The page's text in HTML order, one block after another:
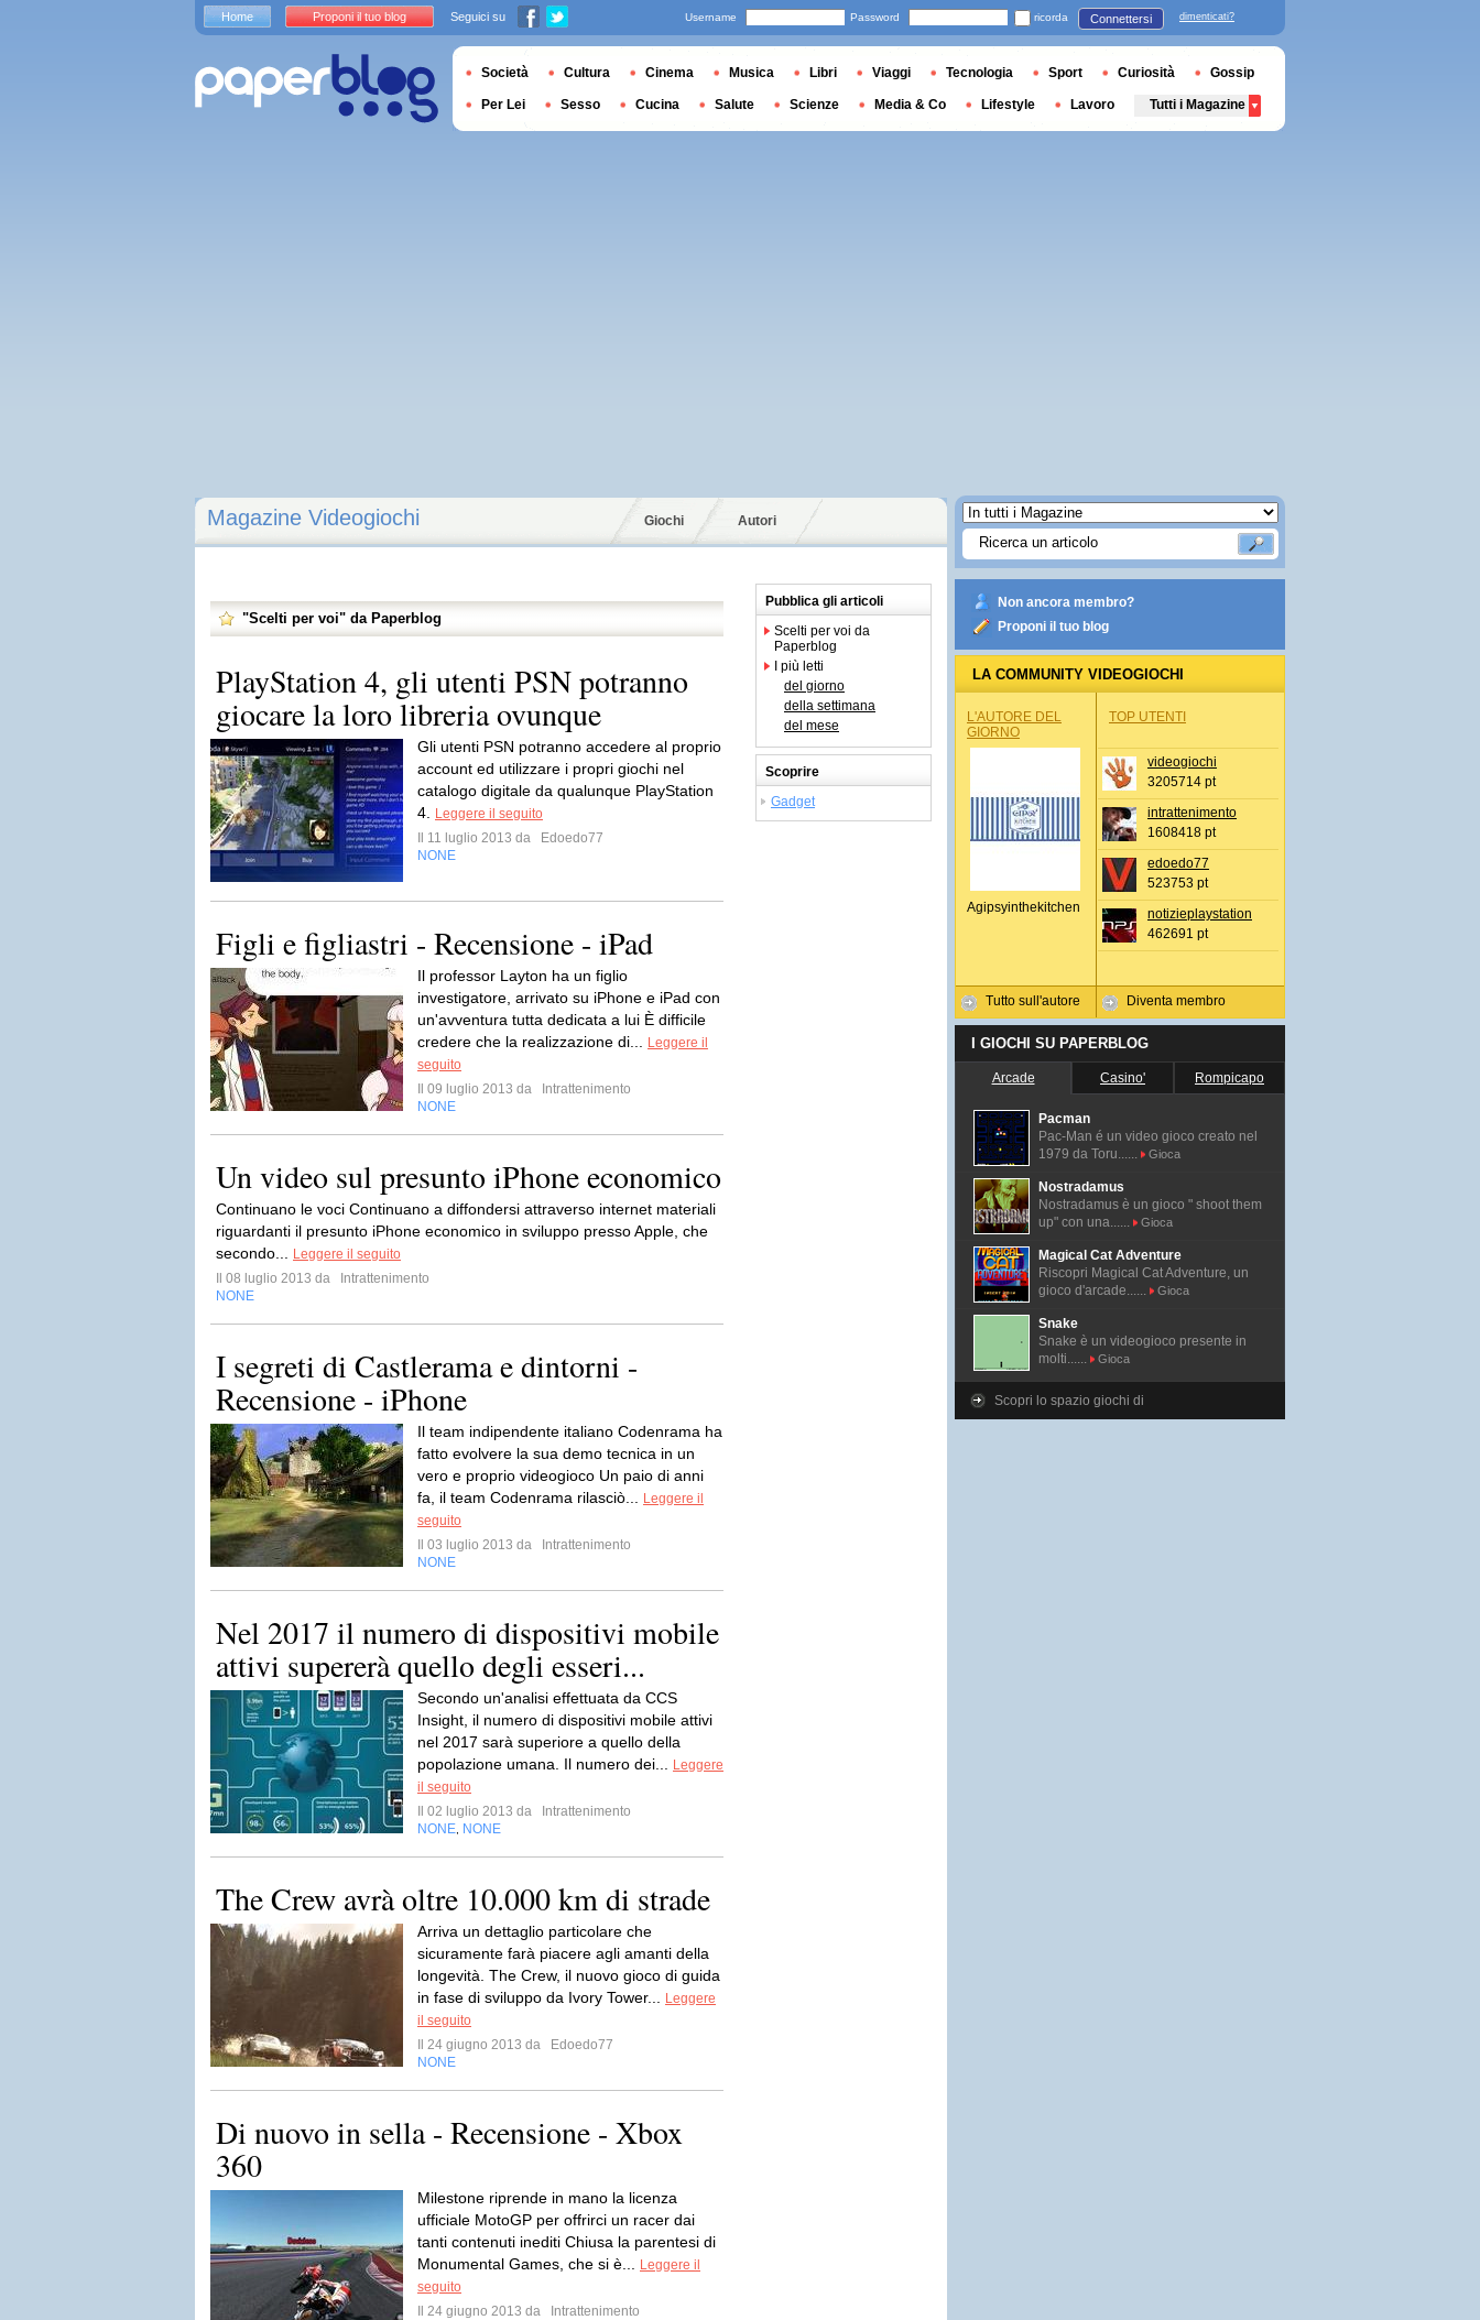
Magazine Videogiochi Giochi Autori
"Scelti per voi" da Paperblog
PlayStation 4, gli utenti PSN potranno
giocare la loro libreria ovunque
Gli utenti PSN potranno accedere al proprio
account ed utilizzare i propri giochi nel
catalogo digitale da qualunque PlayStation
4.
Leggere il seguito
Il 11 luglio 2013 da
Edoedo77
NONE
Figli e figliastri - Recensione - iPad
Il professor Layton ha un figlio
investigatore, arrivato su iPhone e iPad con
un'avventura tutta dedicata a lui È difficile
credere che la realizzazione di...
Leggere il
seguito
Il 09 luglio 2013 da
Intrattenimento
NONE
Un video sul presunto iPhone economico
Continuano le voci Continuano a diffondersi attraverso internet materiali
riguardanti il presunto iPhone economico in sviluppo presso Apple, che
secondo...
Leggere il seguito
Il 08 luglio 2013 da
Intrattenimento
NONE
I segreti di Castlerama e dintorni -
Recensione - iPhone
Il team indipendente italiano Codenrama ha
fatto evolvere la sua demo tecnica in un
vero e proprio videogioco Un paio di anni
fa, il team Codenrama rilasciò...
Leggere il
seguito
Il 03 luglio 2013 da
Intrattenimento
NONE
Nel 2017 il numero di dispositivi mobile
attivi supererà quello degli esseri...
Secondo un'analisi effettuata da CCS
Insight, il numero di dispositivi mobile attivi
nel 2017 sarà superiore a quello della
popolazione umana. Il numero dei...
Leggere
il seguito
Il 02 luglio 2013 da
Intrattenimento
NONE NONE
The Crew avrà oltre 10.000 km di strade
Arriva un dettaglio particolare che
sicuramente farà piacere agli amanti della
longevità. The Crew, il nuovo gioco di guida
in fase di sviluppo da Ivory Tower...
Leggere
il seguito
Il 24 giugno 2013 da
Edoedo77
NONE
Di nuovo in sella - Recensione - Xbox
360
Milestone riprende in mano la licenza
ufficiale MotoGP per offrirci un racer dai
tanti contenuti inediti Chiusa la parentesi di
Monumental Games, che si è...
Leggere il
seguito
Il 24 giugno 2013 da
Intrattenimento
Pubblica gli articoli
Scelti per voi da
Paperblog
I più letti
del giorno
della settimana
del mese
Scoprire
Gadget
Non ancora membro?
Proponi il tuo blog
LA COMMUNITY VIDEOGIOCHI
L'AUTORE DEL
GIORNO
Agipsyinthekitchen
Tutto sull'autore
TOP UTENTI
videogiochi
3205714 pt
intrattenimento
1608418 pt
edoedo77
523753 pt
notizieplaystation
462691 pt
Diventa membro
I GIOCHI SU PAPERBLOG
Arcade Casino' Rompicapo
Pacman
Pac-Man é un video gioco creato nel
1979 da Toru......
Gioca
Nostradamus
Nostradamus è un gioco " shoot them
up" con una......
Gioca
Magical Cat Adventure
Riscopri Magical Cat Adventure, un
gioco d'arcade......
Gioca
Snake
Snake è un videogioco presente in
molti......
Gioca
Scopri lo spazio giochi di
Home Proponi il tuo blog Seguici su Username Password ricorda Connettersi dimenticati?
Società Cultura Cinema Musica Libri Viaggi Tecnologia Sport Curiosità Gossip
Per Lei Sesso Cucina Salute Scienze Media & Co Lifestyle Lavoro Tutti i Magazine